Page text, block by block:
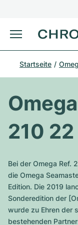
Uhr kaufen
AUSGEWÄHLTE
Top-Modelle
Omega
Alle Omega Modelle
Top-Modelle
Patek Philippe
Alle Patek Philippe
Top-Modelle
Alle Audemars
Cartier
Breitling
Certified Pre-
Uhr verkaufen
AUSGEWÄHLTE
Tiffany
Louis Vuitton
Van Cleef & Arpels
Bvlgari
Neuzugänge
Service
Startseite
210
Bei der Omega Ref.
die Omega
Edition. Die 2019
Sonderedition der
wurde zu Ehren der
bestehenden